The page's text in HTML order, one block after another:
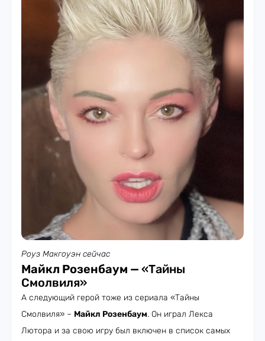
Роуз Макгоуэн сейчас
Майкл Розенбаум — «Тайны
Смолвиля»
А следующий герой тоже из сериала «Тайны
Смолвиля» – Майкл Розенбаум. Он играл Лекса
Лютора и за свою игру был включен в список самых